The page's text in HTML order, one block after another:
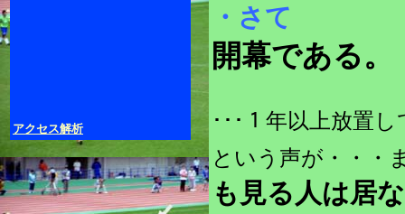
アクセス解析
・さて
開幕である。
･･･１年以上放置
という声が・・・
も見る人は居